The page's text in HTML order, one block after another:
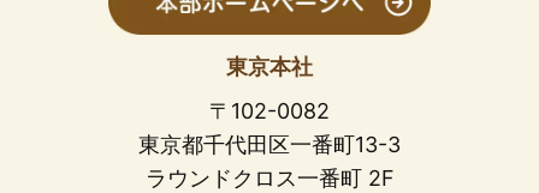
東京本社
〒102-0082
東京都千代田区一番町13-3
ラウンドクロス一番町 2F